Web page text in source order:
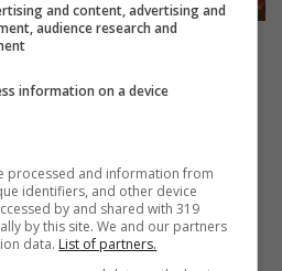
ed aggiungetele al
cuocere le polpette di
al sugo per circamezz’ora
and content, advertising and
audience research and
information on a device
processed and information from
identifiers, and other device
by and shared with 319
by this site. We and our partners
data. List of partners.